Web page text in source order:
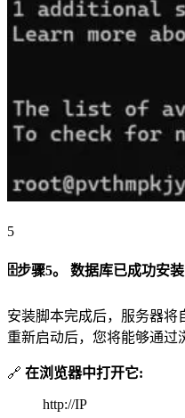
5
🗄️步骤5。 数据库已成功安装
安装脚本完成后，服务器将
重新启动后，您将能够通过
🔗 在浏览器中打开它:
http://IP